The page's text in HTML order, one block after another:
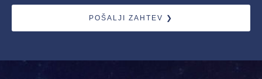
POŠALJI ZAHTEV ❯